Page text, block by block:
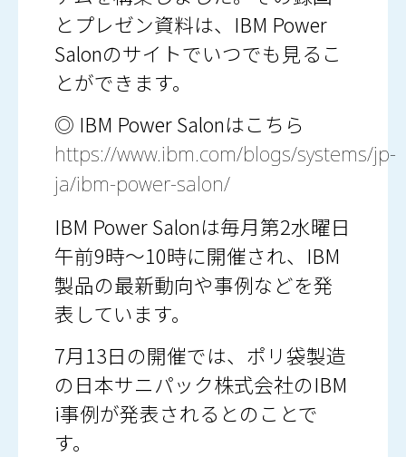
とプレゼン資料は、IBM Power
Salonのサイトでいつでも見るこ
とができます。
◎ IBM Power Salonはこちら
https://www.ibm.com/blogs/systems/jp-
ja/ibm-power-salon/
IBM Power Salonは毎月第2水曜日
午前9時～10時に開催され、IBM
製品の最新動向や事例などを発
表しています。
7月13日の開催では、ポリ袋製造
の日本サニパック株式会社のIBM
i事例が発表されるとのことで
す。